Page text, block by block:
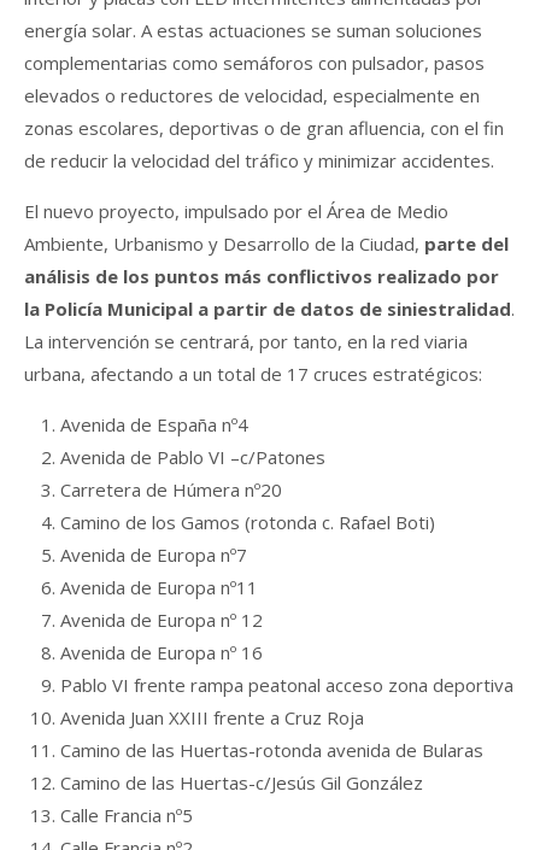
energía solar. A estas actuaciones se suman soluciones
complementarias como semáforos con pulsador, pasos
elevados o reductores de velocidad, especialmente en
zonas escolares, deportivas o de gran afluencia, con el fin
de reducir la velocidad del tráfico y minimizar accidentes.
El nuevo proyecto, impulsado por el Área de Medio
Ambiente, Urbanismo y Desarrollo de la Ciudad, parte del
análisis de los puntos más conflictivos realizado por
la Policía Municipal a partir de datos de siniestralidad.
La intervención se centrará, por tanto, en la red viaria
urbana, afectando a un total de 17 cruces estratégicos:
Avenida de España nº4
Avenida de Pablo VI –c/Patones
Carretera de Húmera nº20
Camino de los Gamos (rotonda c. Rafael Boti)
Avenida de Europa nº7
Avenida de Europa nº11
Avenida de Europa nº 12
Avenida de Europa nº 16
Pablo VI frente rampa peatonal acceso zona deportiva
Avenida Juan XXIII frente a Cruz Roja
Camino de las Huertas-rotonda avenida de Bularas
Camino de las Huertas-c/Jesús Gil González
Calle Francia nº5